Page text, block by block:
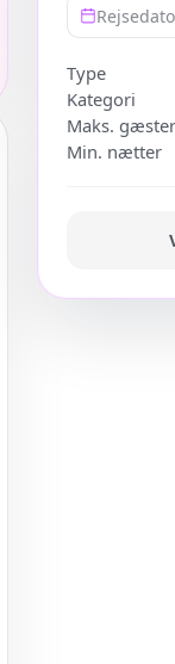
Type
Kategori
Maks. gæster
Min. nætter